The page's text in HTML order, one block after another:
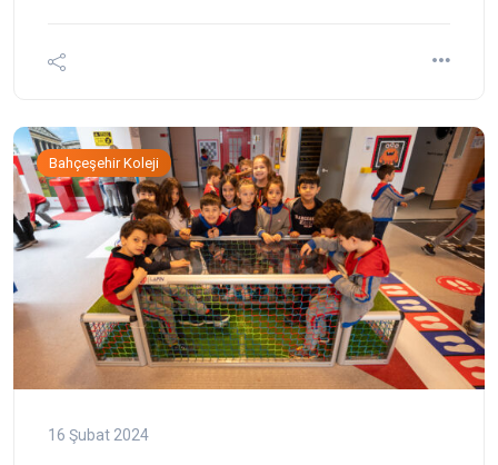
Bahçeşehir Koleji
16 Şubat 2024